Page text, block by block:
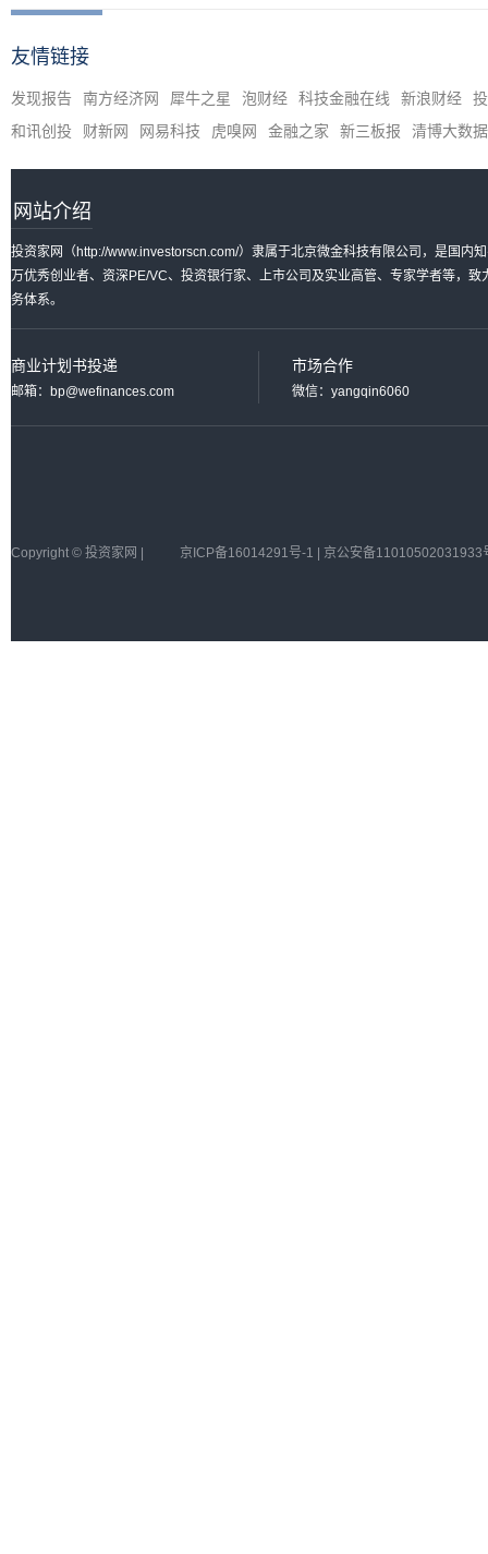
友情链接
发现报告 南方经济网 犀牛之星 泡财经 科技金融在线 新浪财经
和讯创投
财新网 网易科技 虎嗅网 金融之家 新三板报 清博大数据
网站介绍
投资家网（http://www.investorscn.com/）隶属于北京微金科技有限公司，是国内
万优秀创业者、资深PE/VC、投资银行家、上市公司及实业高管、专家学者等，
务体系。
商业计划书投递
邮箱：bp@wefinances.com
市场合作
微信：yangqin6060
Copyright © 投资家网 | 京ICP备16014291号-1 | 京公安备11010502031933